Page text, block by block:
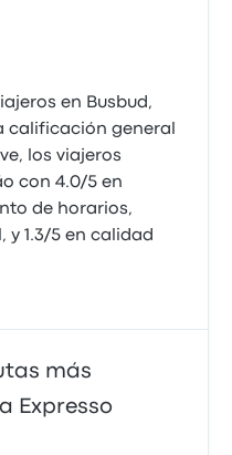
en Busbud,
calificación general
los viajeros
con 4.0/5 en
de horarios,
y 1.3/5 en calidad
más
Expresso